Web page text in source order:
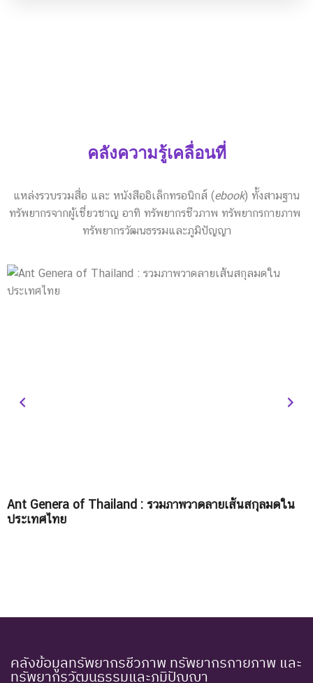
คลังความรู้เคลื่อนที่
แหล่งรวบรวมสื่อ และ หนังสืออิเล็กทรอนิกส์ (ebook) ทั้งสามฐาน
ทรัพยากรจากผู้เชี่ยวชาญ อาทิ ทรัพยากรชีวภาพ ทรัพยากรกายภาพ
ทรัพยากรวัฒนธรรมและภูมิปัญญา
Ant Genera of Thailand : รวมภาพวาดลายเส้นสกุลมดใน
ประเทศไทย
คลังข้อมูลทรัพยากรชีวภาพ ทรัพยากรกายภาพ และ
ทรัพยากรวัฒนธรรมและภูมิปัญญา